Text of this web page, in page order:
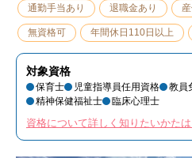
通勤手当あり 退職金あり
無資格可 年間休日110日以上
対象資格
保育士 児童指導員任用資格 教員
精神保健福祉士
臨床心理士
資格について詳しく知りたいかた